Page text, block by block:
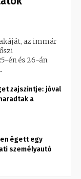
az immár
én és 26-án
zajszintje: jóval
a
égett egy
személyautó